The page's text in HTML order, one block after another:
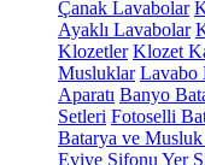
Çanak Lavabolar
Ayaklı Lavabolar
Klozetler Klozet
Musluklar Lavabo
Aparatı Banyo
Setleri Fotoselli
Batarya ve Musluk
Eviye Sifonu Yer